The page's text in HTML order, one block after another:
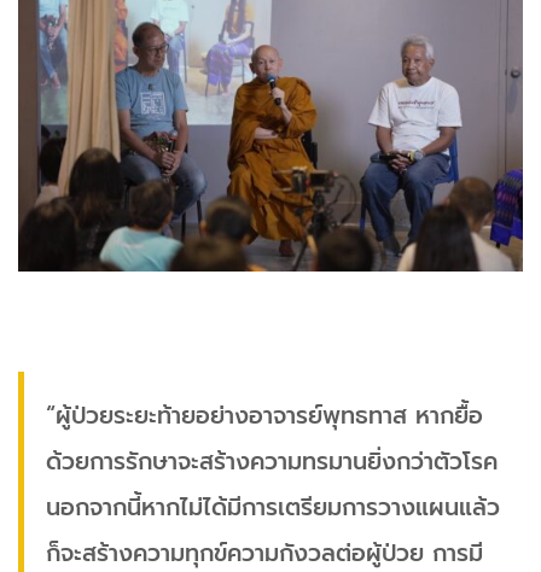
“ผู้ป่วยระยะท้ายอย่างอาจารย์พุทธทาส หากยื้อ
ด้วยการรักษาจะสร้างความทรมานยิ่งกว่าตัวโรค
นอกจากนี้หากไม่ได้มีการเตรียมการวางแผนแล้ว
ก็จะสร้างความทุกข์ความกังวลต่อผู้ป่วย การมี